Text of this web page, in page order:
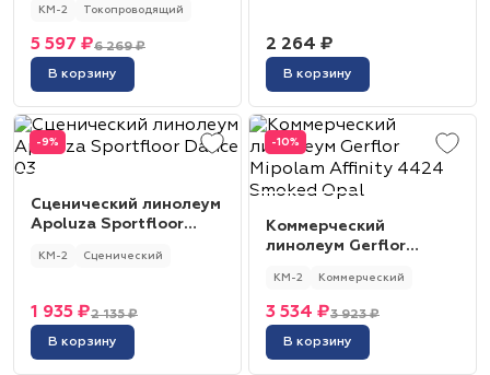
EV 0350 Light Grey
КМ-2 Токопроводящий
6 269 ₽
5 597 ₽
В корзину
2 264 ₽
В корзину
-9%
Сценический линолеум
Apoluza Sportfloor
КМ-2 Сценический
2 135 ₽
1 935 ₽
В корзину
-10%
Коммерческий
линолеум Gerflor
Smoked Opal
КМ-2 Коммерческий
3 923 ₽
3 534 ₽
В корзину